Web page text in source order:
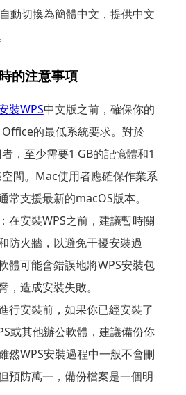
動切換為簡體中文，提供中文
的注意事項
裝WPS中文版之前，確保你的
Office的最低系統要求。對於
，至少需要1 GB的記憶體和1
間。Mac使用者應確保作業系
常支援最新的macOS版本。
在安裝WPS之前，建議暫時關
防火牆，以避免干擾安裝過
體可能會錯誤地將WPS安裝包
，造成安裝失敗。
行安裝前，如果你已經安裝了
或其他辦公軟體，建議備份你
然WPS安裝過程中一般不會刪
預防萬一，備份檔案是一個明